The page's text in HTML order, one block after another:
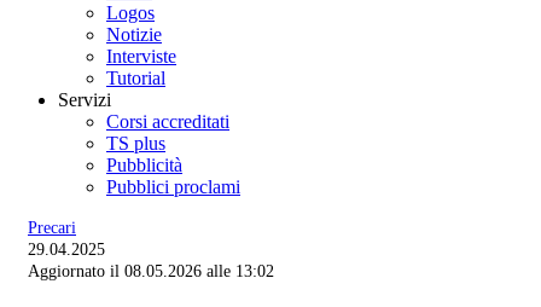
Logos
Notizie
Interviste
Tutorial
Servizi
Corsi accreditati
TS plus
Pubblicità
Pubblici proclami
Precari
29.04.2025
Aggiornato il 08.05.2026 alle 13:02